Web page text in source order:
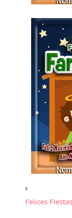
Felices